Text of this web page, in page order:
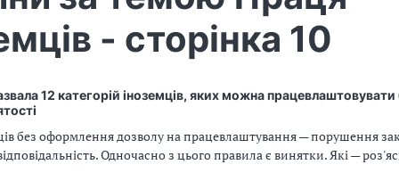
- сторінка 10
12 категорій іноземців, яких можна працевлаштовувати
без оформлення дозволу на працевлаштування — порушення
Одночасно з цього правила є винятки. Які —